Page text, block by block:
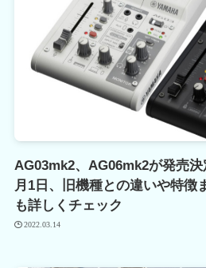
AG03mk2、AG06mk2が発売
月1日、旧機種との違いや特徴
も詳しくチェック
2022.03.14